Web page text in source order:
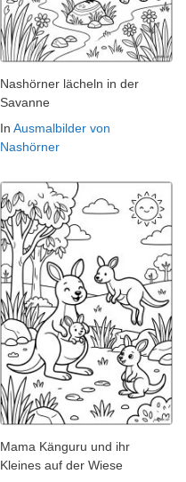
Nashörner lächeln in der
Savanne
In Ausmalbilder von
Nashörner
Mama Känguru und ihr
Kleines auf der Wiese